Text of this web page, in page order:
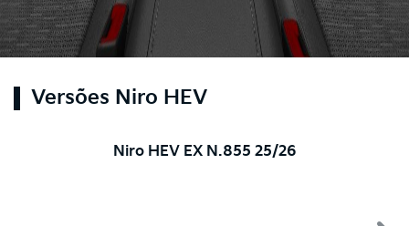
Versões Niro HEV
Niro HEV EX N.855 25/26